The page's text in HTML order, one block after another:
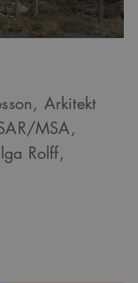
Arkitekt
MSA,
Rolff,